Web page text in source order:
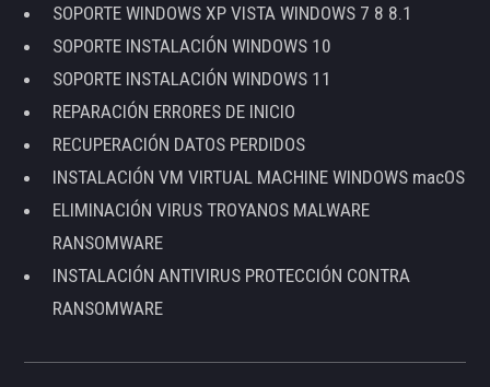
SOPORTE WINDOWS XP VISTA WINDOWS 7 8 8.1
SOPORTE INSTALACIÓN WINDOWS 10
SOPORTE INSTALACIÓN WINDOWS 11
REPARACIÓN ERRORES DE INICIO
RECUPERACIÓN DATOS PERDIDOS
INSTALACIÓN VM VIRTUAL MACHINE WINDOWS macOS
ELIMINACIÓN VIRUS TROYANOS MALWARE
RANSOMWARE
INSTALACIÓN ANTIVIRUS PROTECCIÓN CONTRA
RANSOMWARE